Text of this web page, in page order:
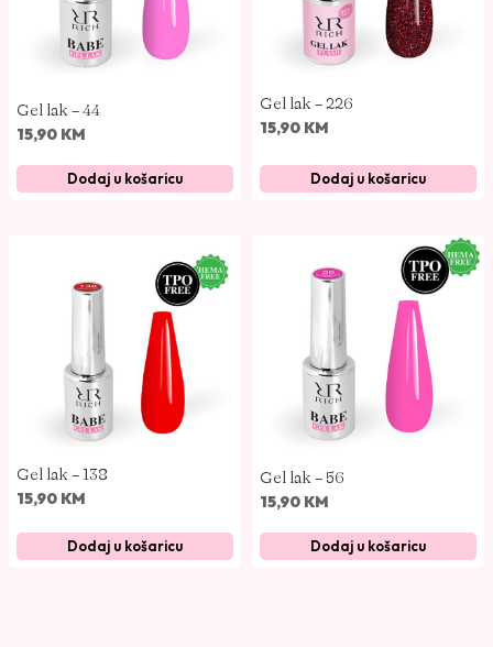
Gel lak – 44
15,90 KM
Dodaj u košaricu
Gel lak – 226
15,90 KM
Dodaj u košaricu
Gel lak – 138
15,90 KM
Dodaj u košaricu
Gel lak – 56
15,90 KM
Dodaj u košaricu